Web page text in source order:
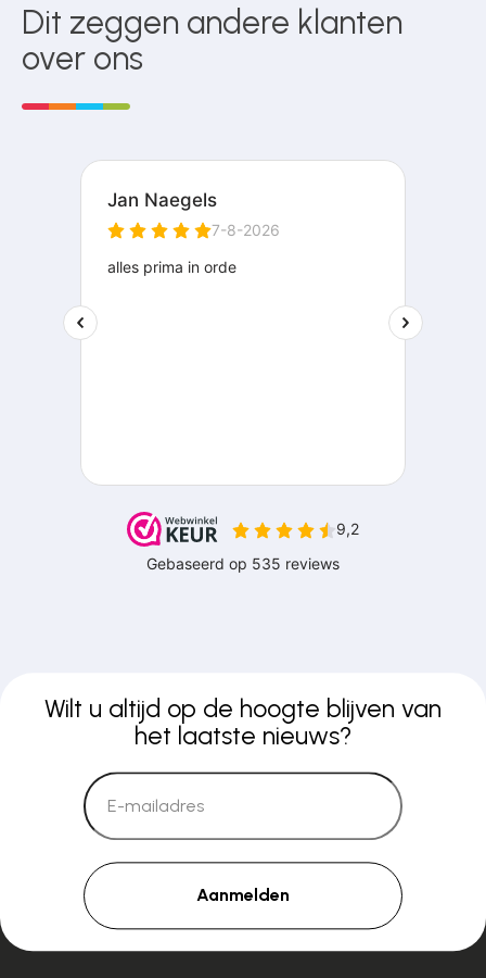
Dit zeggen andere klanten
over ons
Wilt u altijd op de hoogte blijven van
het laatste nieuws?
Aanmelden